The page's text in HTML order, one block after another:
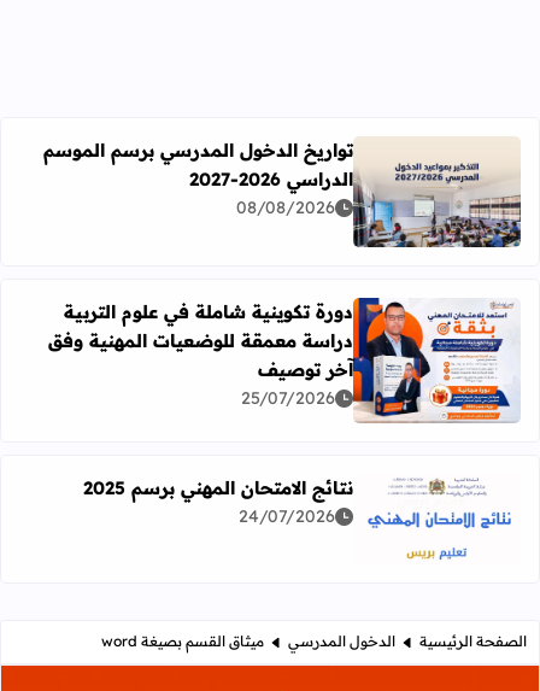
اقرأ المزيد عن تواريخ الدخول المدرسي برسم الموسم الدراسي 2026-
تواريخ الدخول المدرسي برسم الموسم
الدراسي 2026-2027
08/08/2026
اقرأ المزيد عن دورة تكوينية شاملة في علوم التربية
دورة تكوينية شاملة في علوم التربية
دراسة معمقة للوضعيات المهنية وفق
آخر توصيف
25/07/2026
اقرأ المزيد عن نتائج الامتحان المهني برسم 2025
نتائج الامتحان المهني برسم 2025
24/07/2026
الصفحة الرئيسية الدخول المدرسي ميثاق القسم بصيغة word